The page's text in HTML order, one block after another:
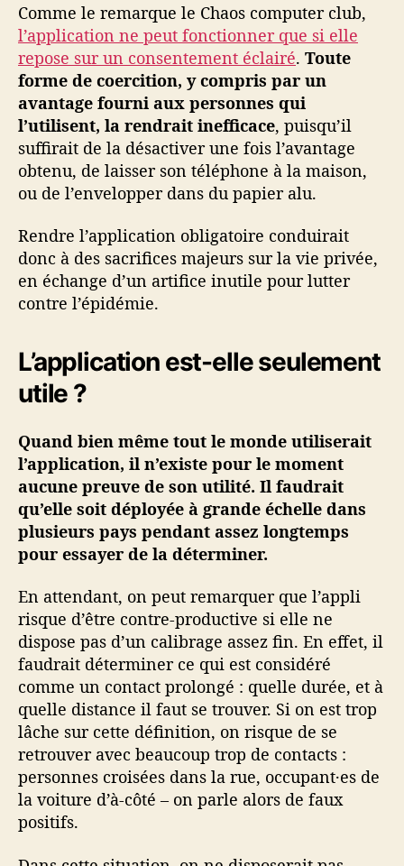
Comme le remarque le Chaos computer club,
l’application ne peut fonctionner que si elle
repose sur un consentement éclairé. Toute
forme de coercition, y compris par un
avantage fourni aux personnes qui
l’utilisent, la rendrait inefficace, puisqu’il
suffirait de la désactiver une fois l’avantage
obtenu, de laisser son téléphone à la maison,
ou de l’envelopper dans du papier alu.
Rendre l’application obligatoire conduirait
donc à des sacrifices majeurs sur la vie privée,
en échange d’un artifice inutile pour lutter
contre l’épidémie.
L’application est-elle seulement
utile ?
Quand bien même tout le monde utiliserait
l’application, il n’existe pour le moment
aucune preuve de son utilité. Il faudrait
qu’elle soit déployée à grande échelle dans
plusieurs pays pendant assez longtemps
pour essayer de la déterminer.
En attendant, on peut remarquer que l’appli
risque d’être contre-productive si elle ne
dispose pas d’un calibrage assez fin. En effet, il
faudrait déterminer ce qui est considéré
comme un contact prolongé : quelle durée, et à
quelle distance il faut se trouver. Si on est trop
lâche sur cette définition, on risque de se
retrouver avec beaucoup trop de contacts :
personnes croisées dans la rue, occupant·es de
la voiture d’à-côté – on parle alors de faux
positifs.